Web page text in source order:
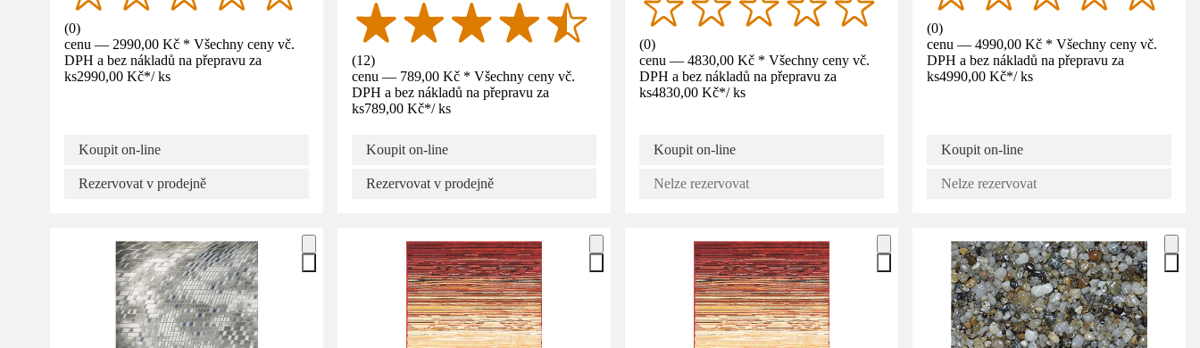
(0)
cenu — 2990,00 Kč * Všechny ceny vč.
DPH a bez nákladů na přepravu za
ks2990,00 Kč*/ ks
Koupit on-line
Rezervovat v prodejně
(12)
cenu — 789,00 Kč * Všechny ceny vč.
DPH a bez nákladů na přepravu za
ks789,00 Kč*/ ks
Koupit on-line
Rezervovat v prodejně
(0)
cenu — 4830,00 Kč * Všechny ceny vč.
DPH a bez nákladů na přepravu za
ks4830,00 Kč*/ ks
Koupit on-line
Nelze rezervovat
(0)
cenu — 4990,00 Kč * Všechny ceny vč.
DPH a bez nákladů na přepravu za
ks4990,00 Kč*/ ks
Koupit on-line
Nelze rezervovat